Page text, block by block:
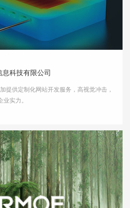
科技有限公司
提供定制化网站开发服务，高视觉冲击，
实力。